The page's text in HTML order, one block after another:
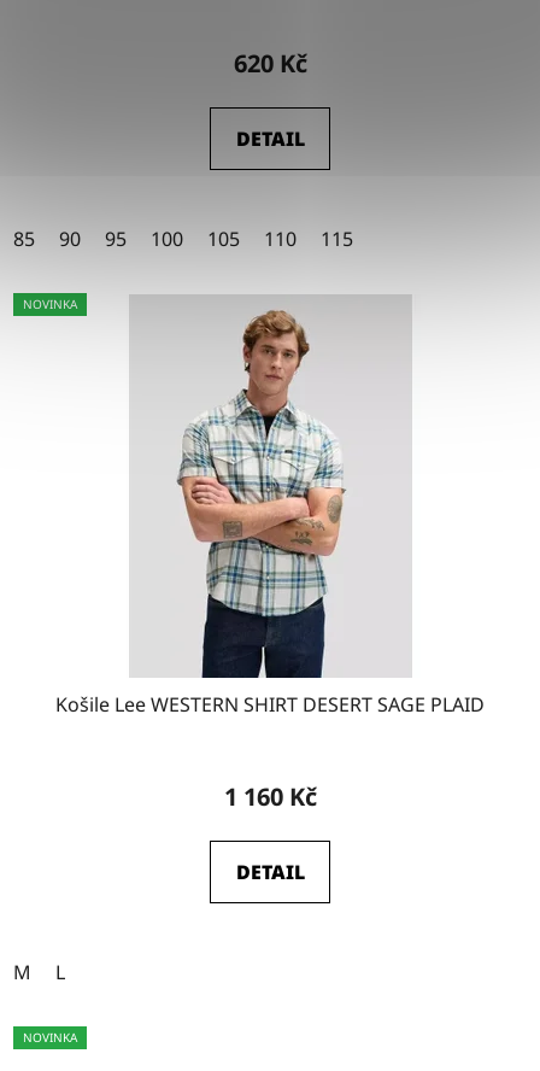
hodnocení
produktu
je
4,5
hvězdiček.
620 Kč
DETAIL
85 90 95 100 105 110 115
NOVINKA
Košile Lee WESTERN SHIRT DESERT SAGE PLAID
1 160 Kč
DETAIL
M L
NOVINKA